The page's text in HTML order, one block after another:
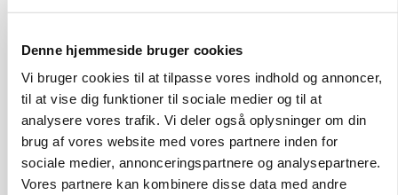
Denne hjemmeside bruger cookies
Vi bruger cookies til at tilpasse vores indhold og annoncer,
til at vise dig funktioner til sociale medier og til at
analysere vores trafik. Vi deler også oplysninger om din
brug af vores website med vores partnere inden for
sociale medier, annonceringspartnere og analysepartnere.
Vores partnere kan kombinere disse data med andre
BUSINESS